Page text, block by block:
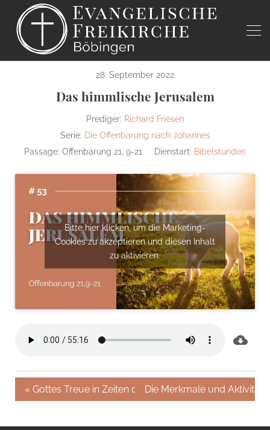
28. September 2022
Das himmlische Jerusalem
Prediger: Richard Friesen
Serie: Die Offenbarung nach Johannes
Passage: Offenbarung 21, 9-21 Dienstart: Bibelstunden
Bitte hier klicken, um die Marketing-
Cookies zu akzeptieren und diesen Inhalt
zu aktivieren.
« Gottes Treue in Zeiten der Ungewissheit
Die Merkmale und